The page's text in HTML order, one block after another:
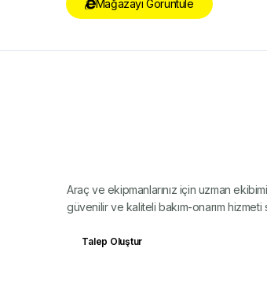
Mağazayı Görüntüle
Araç ve ekipmanlarınız için uzman
güvenilir ve kaliteli bakım-onarım hizmeti
Talep Oluştur